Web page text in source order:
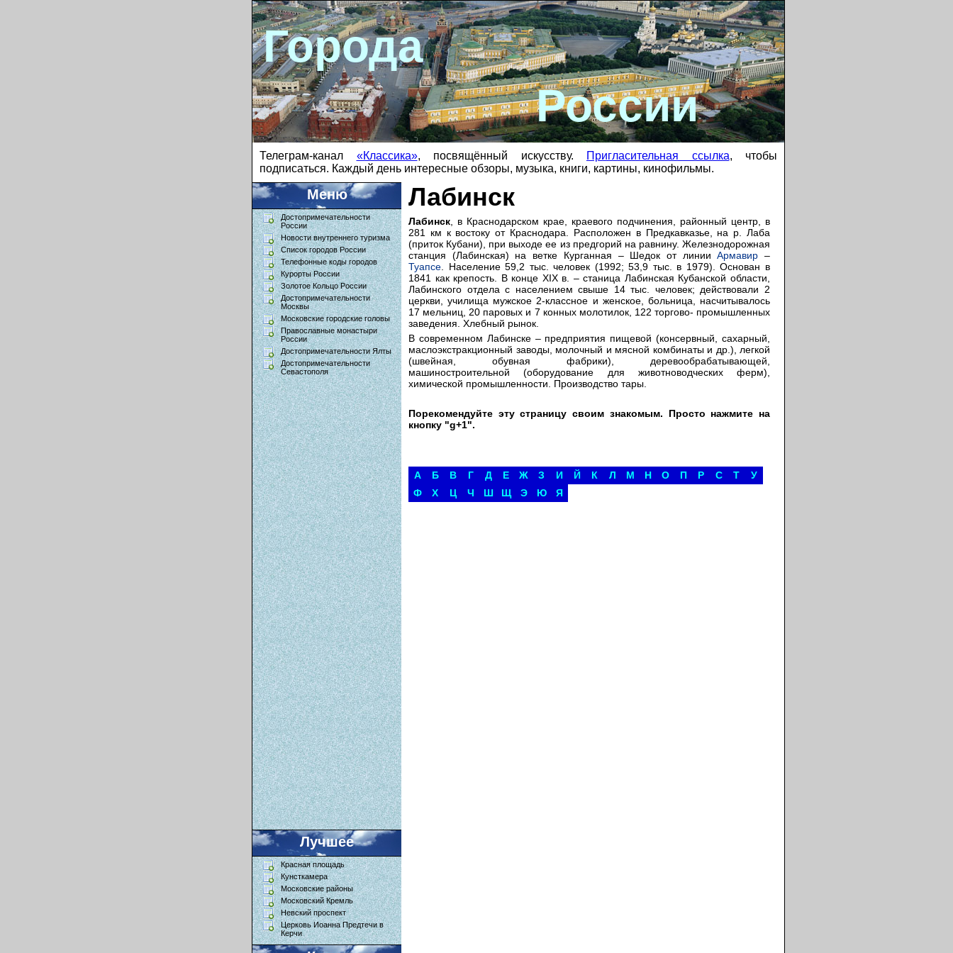
Города
России
Телеграм-канал «Классика», посвящённый искусству. Пригласительная ссылка, чтобы
подписаться. Каждый день интересные обзоры, музыка, книги, картины, кинофильмы.
Лабинск
Лабинск , в Краснодарском крае, краевого подчинения, районный центр, в
281 км к востоку от Краснодара. Расположен в Предкавказье, на р. Лаба
(приток Кубани), при выходе ее из предгорий на равнину. Железнодорожная
станция (Лабинская) на ветке Курганная – Шедок от линииАрмавир –
Туапсе . Население 59,2 тыс. человек (1992; 53,9 тыс. в 1979). Основан в
1841 как крепость. В конце XIX в. – станица Лабинская Кубанской области,
Лабинского отдела с населением свыше 14 тыс. человек; действовали 2
церкви, училища мужское 2-классное и женское, больница, насчитывалось
17 мельниц, 20 паровых и 7 конных молотилок, 122 торгово- промышленных
заведения. Хлебный рынок.
В современном Лабинске – предприятия пищевой (консервный, сахарный,
маслоэкстракционный заводы, молочный и мясной комбинаты и др.), легкой
(швейная, обувная фабрики), деревообрабатывающей,
машиностроительной (оборудование для животноводческих ферм),
химической промышленности. Производство тары.
Порекомендуйте эту страницу своим знакомым. Просто нажмите на
кнопку "g+1".
А Б В Г Д Е Ж З И Й К Л М Н О П Р С Т
У
Ф
Х Ц Ч Ш Щ Э Ю Я
Меню
Достопримечательности
России
Новости внутреннего туризма
Список городов России
Телефонные коды городов
Курорты России
Золотое Кольцо России
Достопримечательности
Москвы
Московские городские головы
Православные монастыри
России
Достопримечательности Ялты
Достопримечательности
Севастополя
Лучшее
Красная площадь
Кунсткамера
Московские районы
Московский Кремль
Невский проспект
Церковь Иоанна Предтечи в
Керчи